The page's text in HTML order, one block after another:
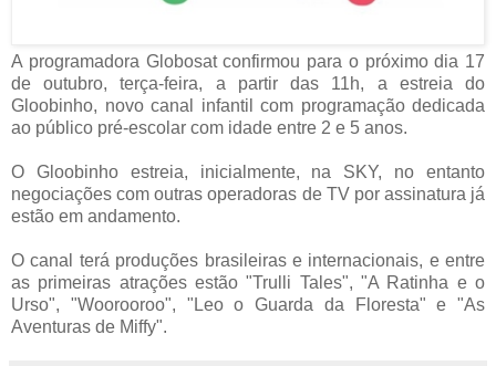
A programadora Globosat confirmou para o próximo dia 17
de outubro, terça-feira, a partir das 11h, a estreia do
Gloobinho, novo canal infantil com programação dedicada
ao público pré-escolar com idade entre 2 e 5 anos.
O Gloobinho estreia, inicialmente, na SKY, no entanto
negociações com outras operadoras de TV por assinatura já
estão em andamento.
O canal terá produções brasileiras e internacionais, e entre
as primeiras atrações estão "Trulli Tales", "A Ratinha e o
Urso", "Woorooroo", "Leo o Guarda da Floresta" e "As
Aventuras de Miffy".